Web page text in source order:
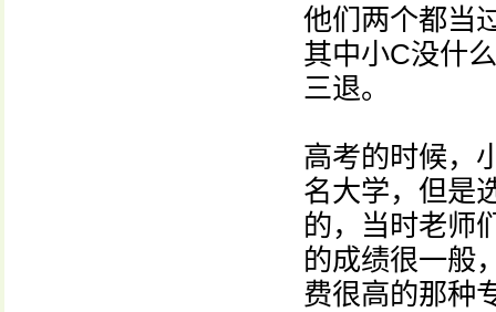
他们两个都当
其中小C没什
三退。
高考的时候，
名大学，但是
的，当时老师
的成绩很一般
费很高的那种